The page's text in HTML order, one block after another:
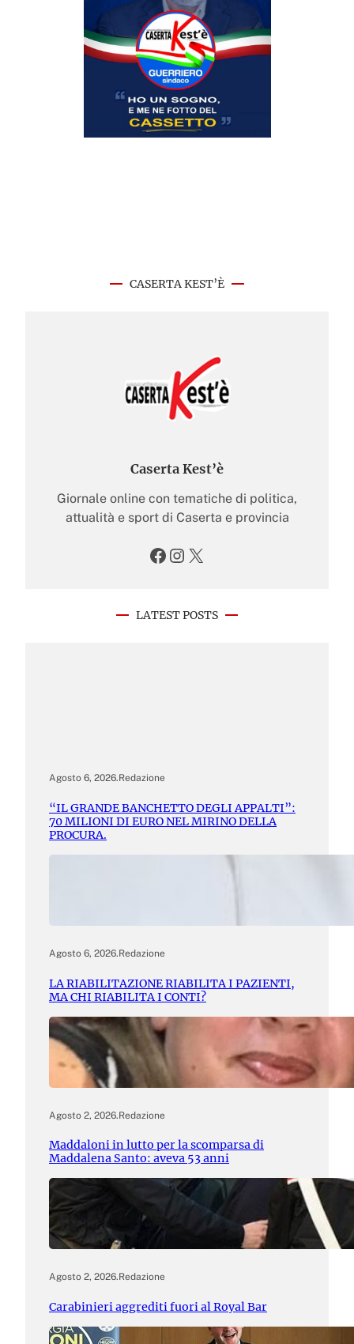
CASERTA KEST’È
Caserta Kest’è
Giornale online con tematiche di politica,
attualità e sport di Caserta e provincia
Facebook Instagram X
LATEST POSTS
Agosto 6, 2026.Redazione
“IL GRANDE BANCHETTO DEGLI APPALTI”:
70 MILIONI DI EURO NEL MIRINO DELLA
PROCURA.
Agosto 6, 2026.Redazione
LA RIABILITAZIONE RIABILITA I PAZIENTI,
MA CHI RIABILITA I CONTI?
Agosto 2, 2026.Redazione
Maddaloni in lutto per la scomparsa di
Maddalena Santo: aveva 53 anni
Agosto 2, 2026.Redazione
Carabinieri aggrediti fuori al Royal Bar